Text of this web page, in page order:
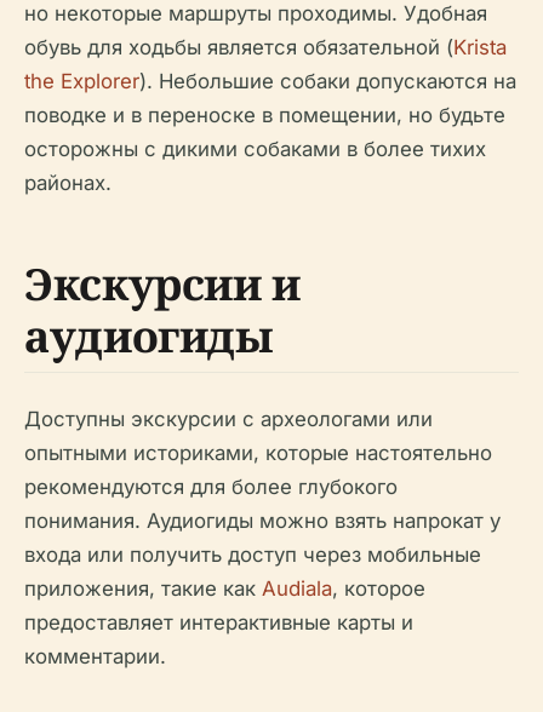
но некоторые маршруты проходимы. Удобная
обувь для ходьбы является обязательной (Krista
the Explorer). Небольшие собаки допускаются на
поводке и в переноске в помещении, но будьте
осторожны с дикими собаками в более тихих
районах.
Экскурсии и
аудиогиды
Доступны экскурсии с археологами или
опытными историками, которые настоятельно
рекомендуются для более глубокого
понимания. Аудиогиды можно взять напрокат у
входа или получить доступ через мобильные
приложения, такие как Audiala, которое
предоставляет интерактивные карты и
комментарии.